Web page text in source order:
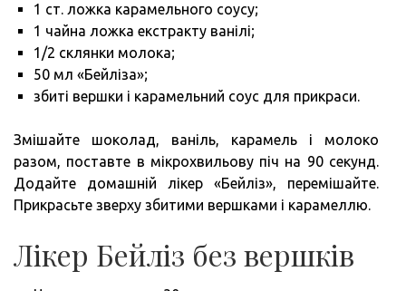
1 ст. ложка карамельного соусу;
1 чайна ложка екстракту ванілі;
1/2 склянки молока;
50 мл «Бейліза»;
збиті вершки і карамельний соус для прикраси.
Змішайте шоколад, ваніль, карамель і молоко
разом, поставте в мікрохвильову піч на 90 секунд.
Додайте домашній лікер «Бейліз», перемішайте.
Прикрасьте зверху збитими вершками і карамеллю.
Лікер Бейліз без вершків